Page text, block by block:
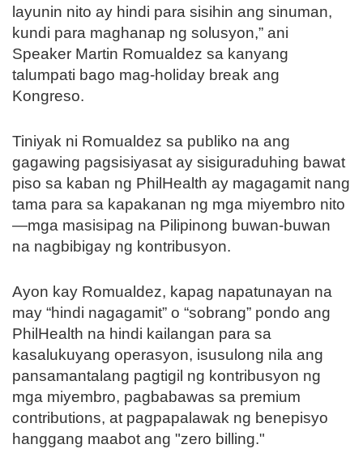
layunin nito ay hindi para sisihin ang sinuman,
kundi para maghanap ng solusyon,” ani
Speaker Martin Romualdez sa kanyang
talumpati bago mag-holiday break ang
Kongreso.
Tiniyak ni Romualdez sa publiko na ang
gagawing pagsisiyasat ay sisiguraduhing bawat
piso sa kaban ng PhilHealth ay magagamit nang
tama para sa kapakanan ng mga miyembro nito
—mga masisipag na Pilipinong buwan-buwan
na nagbibigay ng kontribusyon.
Ayon kay Romualdez, kapag napatunayan na
may “hindi nagagamit” o “sobrang” pondo ang
PhilHealth na hindi kailangan para sa
kasalukuyang operasyon, isusulong nila ang
pansamantalang pagtigil ng kontribusyon ng
mga miyembro, pagbabawas sa premium
contributions, at pagpapalawak ng benepisyo
hanggang maabot ang "zero billing."